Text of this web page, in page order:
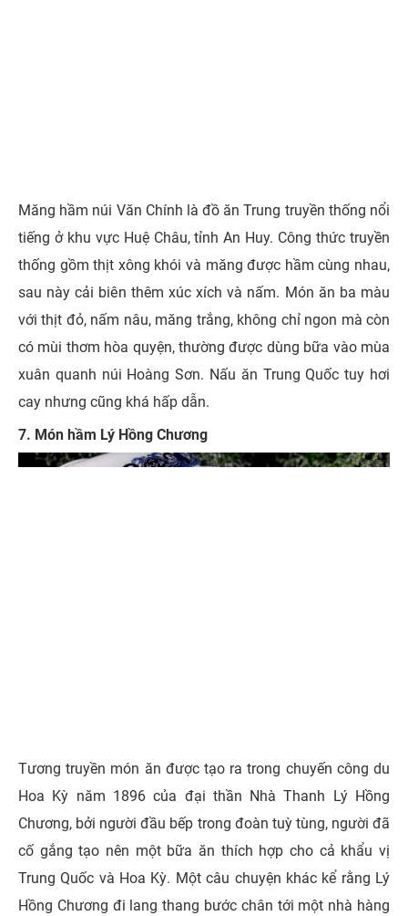
Măng hầm núi Văn Chính là đồ ăn Trung truyền thống nổi
tiếng ở khu vực Huệ Châu, tỉnh An Huy. Công thức truyền
thống gồm thịt xông khói và măng được hầm cùng nhau,
sau này cải biên thêm xúc xích và nấm. Món ăn ba màu
với thịt đỏ, nấm nâu, măng trắng, không chỉ ngon mà còn
có mùi thơm hòa quyện, thường được dùng bữa vào mùa
xuân quanh núi Hoàng Sơn. Nấu ăn Trung Quốc tuy hơi
cay nhưng cũng khá hấp dẫn.
7. Món hầm Lý Hồng Chương
Tương truyền món ăn được tạo ra trong chuyến công du
Hoa Kỳ năm 1896 của đại thần Nhà Thanh Lý Hồng
Chương, bởi người đầu bếp trong đoàn tuỳ tùng, người đã
cố gắng tạo nên một bữa ăn thích hợp cho cả khẩu vị
Trung Quốc và Hoa Kỳ. Một câu chuyện khác kể rằng Lý
Hồng Chương đi lang thang bước chân tới một nhà hàng